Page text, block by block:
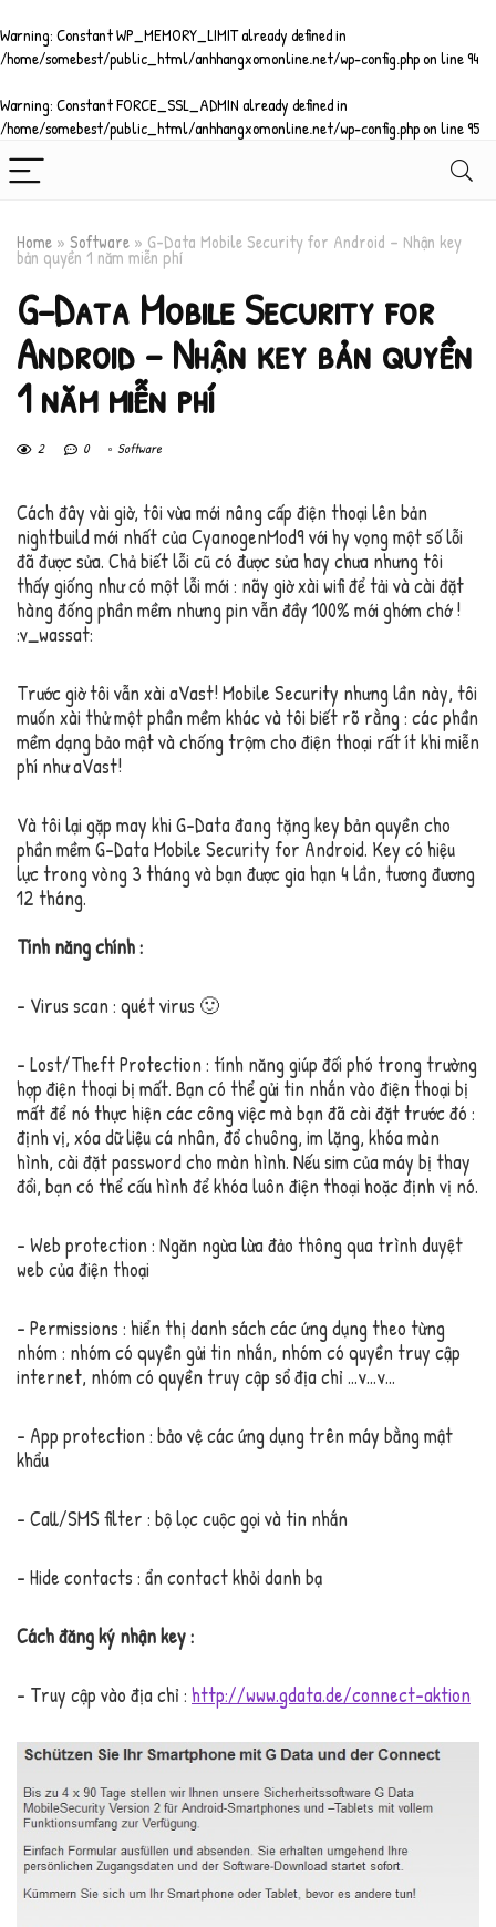
Warning: Constant WP_MEMORY_LIMIT already defined in
/home/somebest/public_html/anhhangxomonline.net/wp-config.phpon line94
Warning: Constant FORCE_SSL_ADMIN already defined in
/home/somebest/public_html/anhhangxomonline.net/wp-config.phpon line95
Home » Software » G-Data Mobile Security for Android – Nhận key
bản quyền 1 năm miễn phí
G-Data Mobile Security for
Android – Nhận key bản quyền
1 năm miễn phí
2 0 Software
Cách đây vài giờ, tôi vừa mới nâng cấp điện thoại lên bản
nightbuild mới nhất của CyanogenMod9 với hy vọng một số lỗi
đã được sửa. Chả biết lỗi cũ có được sửa hay chưa nhưng tôi
thấy giống như có một lỗi mới : nãy giờ xài wifi để tải và cài đặt
hàng đống phần mềm nhưng pin vẫn đầy 100% mới ghớm chớ !
:v_wassat:
Trước giờ tôi vẫn xài aVast! Mobile Security nhưng lần này, tôi
muốn xài thử một phần mềm khác và tôi biết rõ rằng : các phần
mềm dạng bảo mật và chống trộm cho điện thoại rất ít khi miễn
phí như aVast!
Và tôi lại gặp may khi G-Data đang tặng key bản quyền cho
phần mềm G-Data Mobile Security for Android. Key có hiệu
lực trong vòng 3 tháng và bạn được gia hạn 4 lần, tương đương
12 tháng.
Tính năng chính :
– Virus scan : quét virus 🙂
– Lost/Theft Protection : tính năng giúp đối phó trong trường
hợp điện thoại bị mất. Bạn có thể gửi tin nhắn vào điện thoại bị
mất để nó thực hiện các công việc mà bạn đã cài đặt trước đó :
định vị, xóa dữ liệu cá nhân, đổ chuông, im lặng, khóa màn
hình, cài đặt password cho màn hình. Nếu sim của máy bị thay
đổi, bạn có thể cấu hình để khóa luôn điện thoại hoặc định vị nó.
– Web protection : Ngăn ngừa lừa đảo thông qua trình duyệt
web của điện thoại
– Permissions : hiển thị danh sách các ứng dụng theo từng
nhóm : nhóm có quyền gửi tin nhắn, nhóm có quyền truy cập
internet, nhóm có quyền truy cập sổ địa chỉ …v…v…
– App protection : bảo vệ các ứng dụng trên máy bằng mật
khẩu
– Call/SMS filter : bộ lọc cuộc gọi và tin nhắn
– Hide contacts : ẩn contact khỏi danh bạ
Cách đăng ký nhận key :
– Truy cập vào địa chỉ : http://www.gdata.de/connect-aktion